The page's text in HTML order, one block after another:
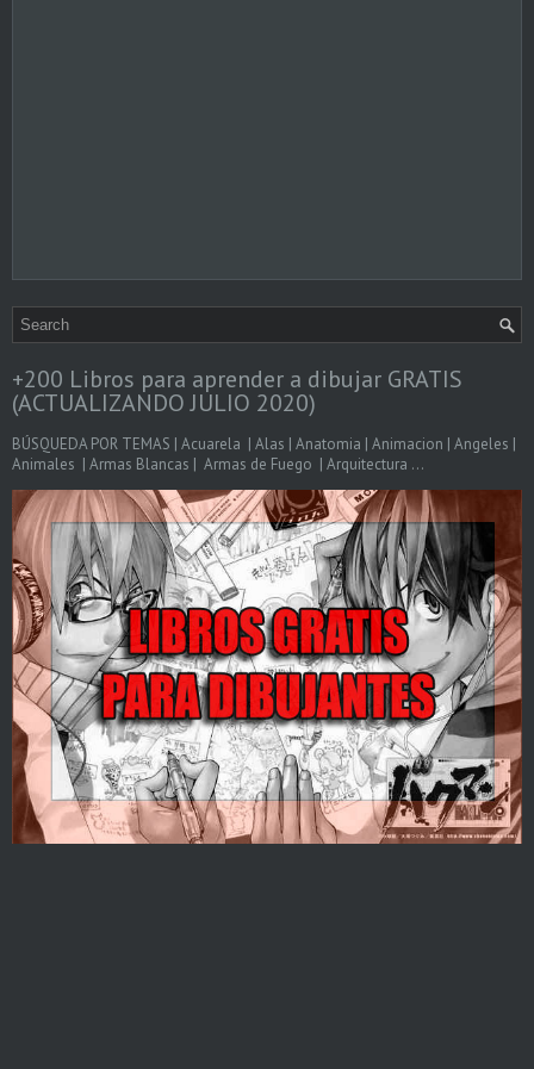
+200 Libros para aprender a dibujar GRATIS
(ACTUALIZANDO JULIO 2020)
BÚSQUEDA POR TEMAS | Acuarela | Alas | Anatomia | Animacion | Angeles |
Animales | Armas Blancas | Armas de Fuego | Arquitectura ...